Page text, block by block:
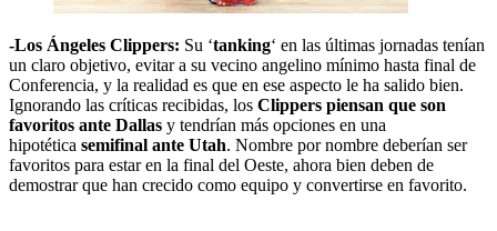
-Los Ángeles Clippers: Su ‘tanking‘ en las últimas jornadas tenían
un claro objetivo, evitar a su vecino angelino mínimo hasta final de
Conferencia, y la realidad es que en ese aspecto le ha salido bien.
Ignorando las críticas recibidas, los Clippers piensan que son
favoritos ante Dallas y tendrían más opciones en una
hipotética semifinal ante Utah. Nombre por nombre deberían ser
favoritos para estar en la final del Oeste, ahora bien deben de
demostrar que han crecido como equipo y convertirse en favorito.